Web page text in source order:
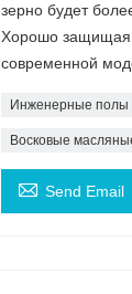
зерно будет
Хорошо защищая
современной
Инженерные полы
Восковые
 Send Email